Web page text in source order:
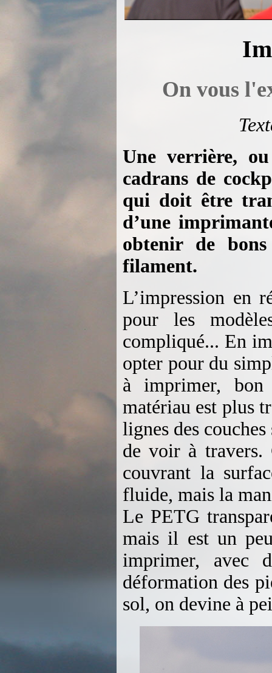
On vous
Une verrière,
cadrans de
qui doit être
d’une
obtenir de
filament.
L’impression en
pour les
compliqué... En
opter pour du
à imprimer, bon
matériau est plus
lignes des
de voir à travers.
couvrant la
fluide, mais la
Le PETG
mais il est un
imprimer, avec
déformation des
sol, on devine à